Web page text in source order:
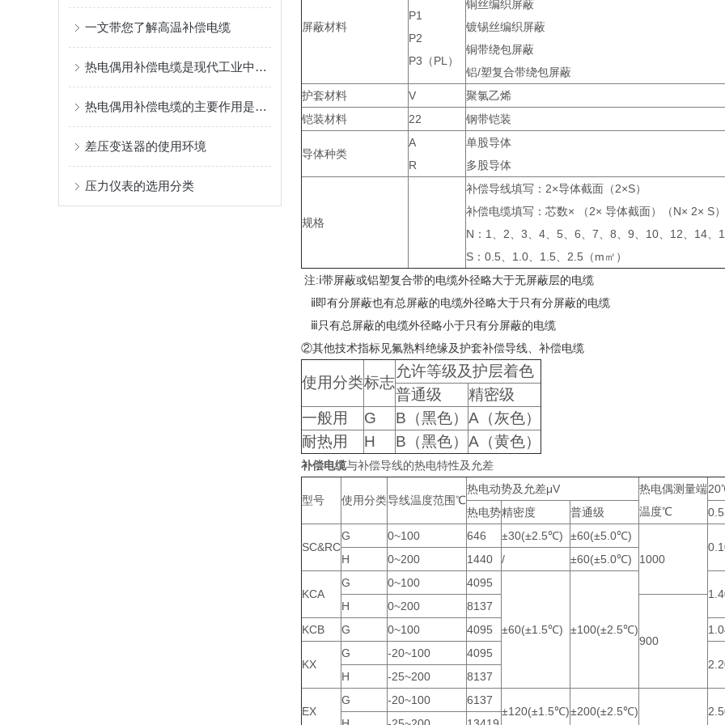
一文带您了解高温补偿电缆
热电偶用补偿电缆是现代工业中非常重要的测量设备
热电偶用补偿电缆的主要作用是什么？
差压变送器的使用环境
压力仪表的选用分类
屏蔽材料
P1
P2
P3（PL）
铜丝编织屏蔽
镀锡丝编织屏蔽
铜带绕包屏蔽
铝/塑复合带绕包屏蔽
护套材料
V
聚氯乙烯
铠装材料
22 钢带铠装
导体种类
A
R
单股导体
多股导体
规格
补偿导线填写：2×导体截面（2×S）
补偿电缆填写：芯数× （2× 导体截面）（N× 2× S）
N：1、2、3、4、5、6、7、8、9、10、12、14、
S：0.5、1.0、1.5、2.5（m㎡）
注:ⅰ带屏蔽或铝塑复合带的电缆外径略大于无屏蔽层的电缆
ⅱ即有分屏蔽也有总屏蔽的电缆外径略大于只有分屏蔽的电缆
ⅲ只有总屏蔽的电缆外径略小于只有分屏蔽的电缆
②其他技术指标见氟熟料绝缘及护套补偿导线、补偿电缆
使用分类标志
允许等级及护层着色
普通级
精密级
一般用
G B（黑色） A（灰色）
耐热用
H B（黑色） A（黄色）
补偿电缆与补偿导线的热电特性及允差
型号 使用分类导线温度范围℃
热电动势及允差μV
热电偶测量端
温度℃
热电势精密度 普通级
SC&RC
G 0~100 646 ±30(±2.5℃)
±60(±5.0℃)
1000
H
0~200 1440 / ±60(±5.0℃)
KCA
G 0~100 4095
±60(±1.5℃) ±100(±2.5℃)
H
0~200 8137
900
KCB G 0~100 4095
KX
G -20~100
4095
H
-25~200 8137
EX
G -20~100
6137
±120(±1.5℃)±200(±2.5℃)